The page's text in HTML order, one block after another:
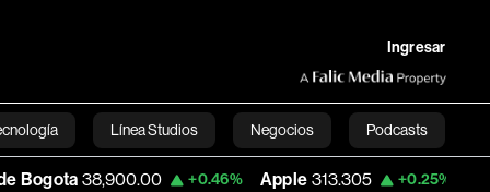
Ingresar
Línea Studios Negocios Podcasts
English
+0.46% Apple 313.305 +0.25% USD COP